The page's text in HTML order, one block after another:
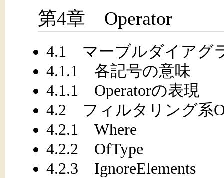
第4章 Operator
4.1 マーブルダイアグ
4.1.1 各記号の意味
4.1.1 Operatorの表現
4.2 フィルタリング系
4.2.1 Where
4.2.2 OfType
4.2.3 IgnoreElements